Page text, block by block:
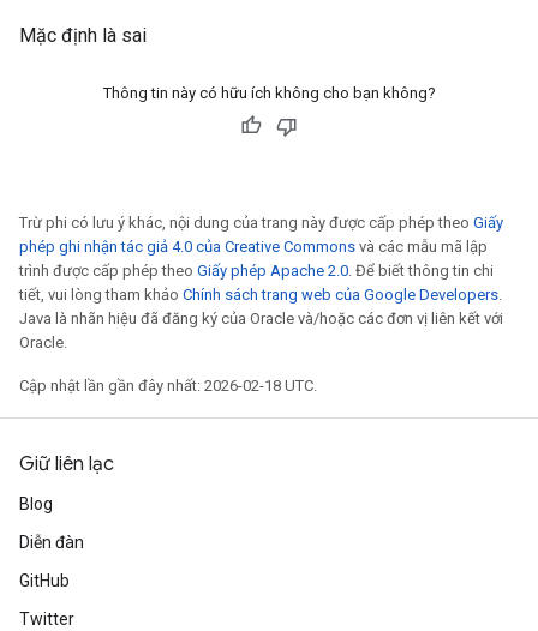
Mặc định là sai
Thông tin này có hữu ích không cho bạn không?
Trừ phi có lưu ý khác, nội dung của trang này được cấp phép theo Giấy
phép ghi nhận tác giả 4.0 của Creative Commons và các mẫu mã lập
trình được cấp phép theo Giấy phép Apache 2.0. Để biết thông tin chi
tiết, vui lòng tham khảo Chính sách trang web của Google Developers.
Java là nhãn hiệu đã đăng ký của Oracle và/hoặc các đơn vị liên kết với
Oracle.
Cập nhật lần gần đây nhất: 2026-02-18 UTC.
Giữ liên lạc
Blog
Diễn đàn
GitHub
Twitter